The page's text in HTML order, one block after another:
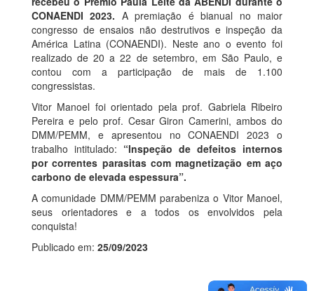
CONAENDI 2023. A premiação é bianual no maior
congresso de ensaios não destrutivos e inspeção da
América Latina (CONAENDI). Neste ano o evento foi
realizado de 20 a 22 de setembro, em São Paulo, e
contou com a participação de mais de 1.100
congressistas.
Vitor Manoel foi orientado pela prof. Gabriela Ribeiro
Pereira e pelo prof. Cesar Giron Camerini, ambos do
DMM/PEMM, e apresentou no CONAENDI 2023 o
trabalho intitulado: “Inspeção de defeitos internos
por correntes parasitas com magnetização em aço
carbono de elevada espessura”.
A comunidade DMM/PEMM parabeniza o Vitor Manoel,
seus orientadores e a todos os envolvidos pela
conquista!
Publicado em: 25/09/2023